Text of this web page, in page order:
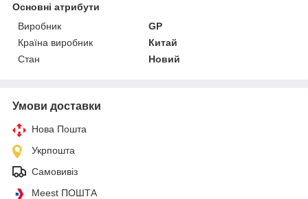
Основні атрибути
Виробник
GP
Країна виробник
Китай
Стан
Новий
Умови доставки
Нова Пошта
Укрпошта
Самовивіз
Meest ПОШТА